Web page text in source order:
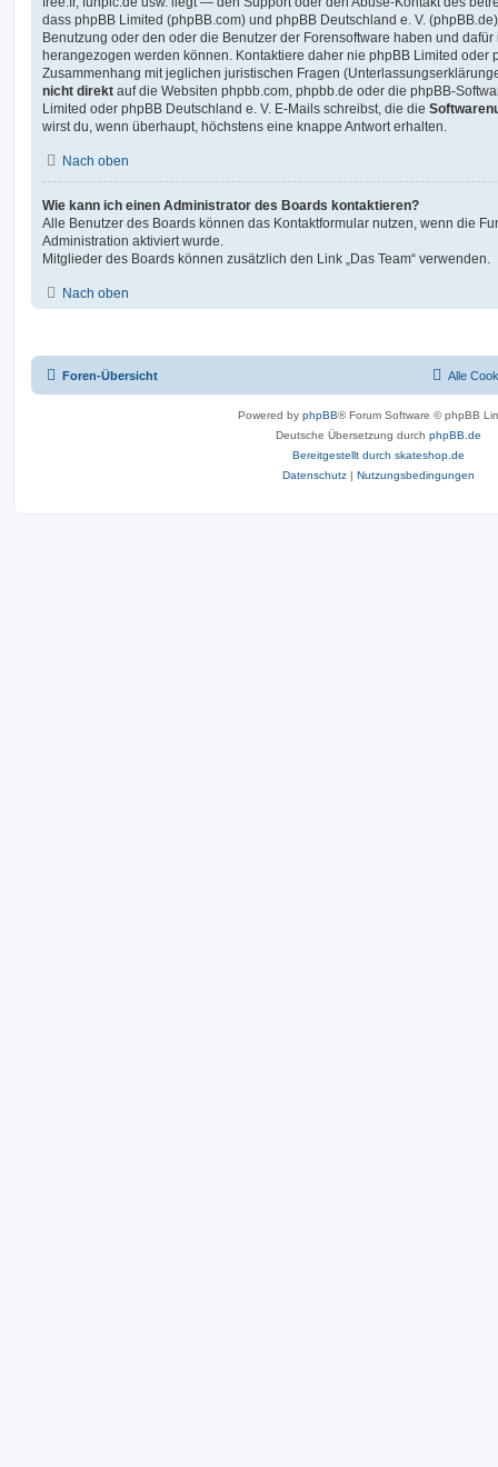
dass phpBB Limited (phpBB.com) und phpBB Deutschland e. V.
Benutzung oder den oder die Benutzer der Forensoftware haben und
herangezogen werden können. Kontaktiere daher nie phpBB Limited oder
Zusammenhang mit jeglichen juristischen Fragen
nicht direkt auf die Websiten phpbb.com, phpbb.de oder die phpBB-
Limited oder phpBB Deutschland e. V. E-Mails schreibst, die die
wirst du, wenn überhaupt, höchstens eine knappe Antwort erhalten.
Nach oben
Wie kann ich einen Administrator des Boards kontaktieren?
Alle Benutzer des Boards können das Kontaktformular nutzen, wenn die
Administration aktiviert wurde.
Mitglieder des Boards können zusätzlich den Link „Das Team“ verwenden.
Nach oben
Foren-Übersicht Alle
Powered by phpBB® Forum Software © phpBB
Deutsche Übersetzung durch phpBB.de
Bereitgestellt durch skateshop.de
Datenschutz | Nutzungsbedingungen